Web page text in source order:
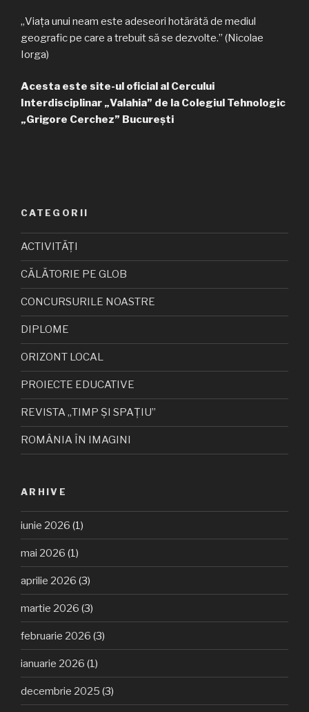
„Viața unui neam este adeseori hotărâtă de mediul
geografic pe care a trebuit să se dezvolte.” (Nicolae
Iorga)
Acesta este site-ul oficial al Cercului
Interdisciplinar „Valahia” de la Colegiul Tehnologic
„Grigore Cerchez” București
CATEGORII
ACTIVITĂȚI
CĂLĂTORIE PE GLOB
CONCURSURILE NOASTRE
DIPLOME
ORIZONT LOCAL
PROIECTE EDUCATIVE
REVISTA „TIMP ȘI SPAȚIU”
ROMÂNIA ÎN IMAGINI
ARHIVE
iunie 2026 (1)
mai 2026 (1)
aprilie 2026 (3)
martie 2026 (3)
februarie 2026 (3)
ianuarie 2026 (1)
decembrie 2025 (3)